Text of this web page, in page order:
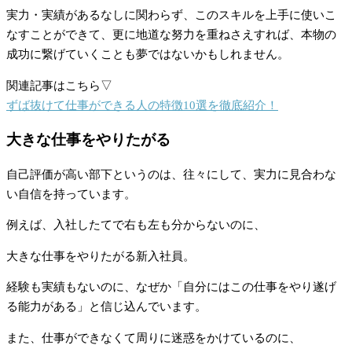
実力・実績があるなしに関わらず、このスキルを上手に使いこ
なすことができて、更に地道な努力を重ねさえすれば、本物の
成功に繋げていくことも夢ではないかもしれません。
関連記事はこちら▽
ずば抜けて仕事ができる人の特徴10選を徹底紹介！
大きな仕事をやりたがる
自己評価が高い部下というのは、往々にして、実力に見合わな
い自信を持っています。
例えば、入社したてで右も左も分からないのに、
大きな仕事をやりたがる新入社員。
経験も実績もないのに、なぜか「自分にはこの仕事をやり遂げ
る能力がある」と信じ込んでいます。
また、仕事ができなくて周りに迷惑をかけているのに、